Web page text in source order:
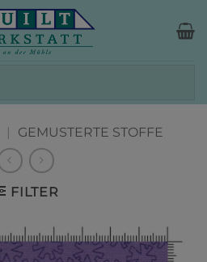
| GEMUSTERTE STOFFE
FILTER